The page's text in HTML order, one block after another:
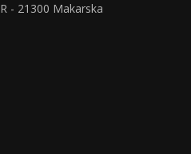
- 21300 Makarska